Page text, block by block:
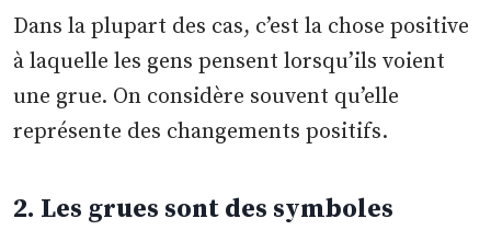
Dans la plupart des cas, c’est la chose positive
à laquelle les gens pensent lorsqu’ils voient
une grue. On considère souvent qu’elle
représente des changements positifs.
2. Les grues sont des symboles